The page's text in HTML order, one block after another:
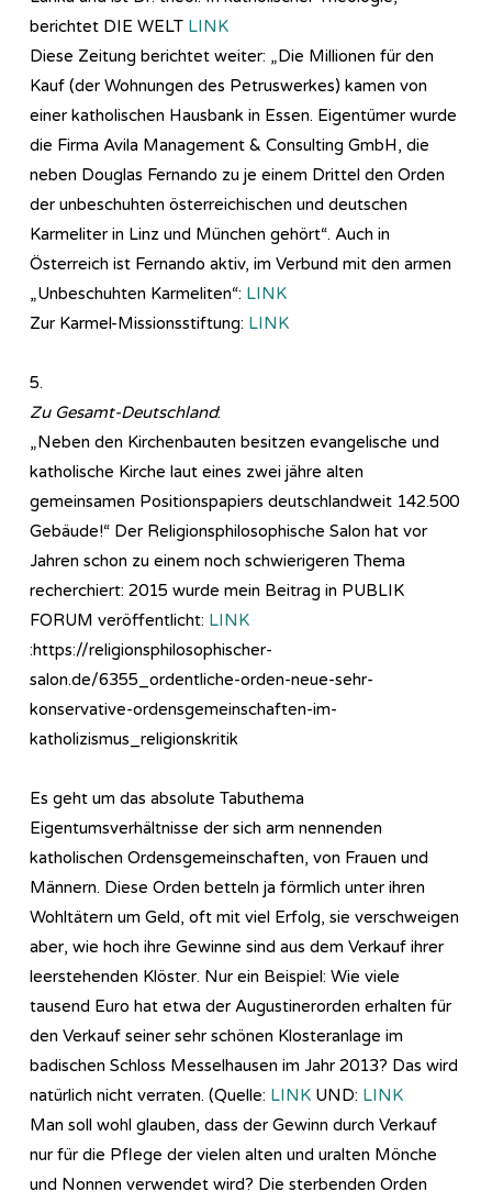
berichtet DIE WELT LINK
Diese Zeitung berichtet weiter: „Die Millionen für den
Kauf (der Wohnungen des Petruswerkes) kamen von
einer katholischen Hausbank in Essen. Eigentümer wurde
die Firma Avila Management & Consulting GmbH, die
neben Douglas Fernando zu je einem Drittel den Orden
der unbeschuhten österreichischen und deutschen
Karmeliter in Linz und München gehört“. Auch in
Österreich ist Fernando aktiv, im Verbund mit den armen
„Unbeschuhten Karmeliten“: LINK
Zur Karmel-Missionsstiftung: LINK
5.
Zu Gesamt-Deutschland:
„Neben den Kirchenbauten besitzen evangelische und
katholische Kirche laut eines zwei jähre alten
gemeinsamen Positionspapiers deutschlandweit 142.500
Gebäude!“ Der Religionsphilosophische Salon hat vor
Jahren schon zu einem noch schwierigeren Thema
recherchiert: 2015 wurde mein Beitrag in PUBLIK
FORUM veröffentlicht: LINK
:https://religionsphilosophischer-
salon.de/6355_ordentliche-orden-neue-sehr-
konservative-ordensgemeinschaften-im-
katholizismus_religionskritik
Es geht um das absolute Tabuthema
Eigentumsverhältnisse der sich arm nennenden
katholischen Ordensgemeinschaften, von Frauen und
Männern. Diese Orden betteln ja förmlich unter ihren
Wohltätern um Geld, oft mit viel Erfolg, sie verschweigen
aber, wie hoch ihre Gewinne sind aus dem Verkauf ihrer
leerstehenden Klöster. Nur ein Beispiel: Wie viele
tausend Euro hat etwa der Augustinerorden erhalten für
den Verkauf seiner sehr schönen Klosteranlage im
badischen Schloss Messelhausen im Jahr 2013? Das wird
natürlich nicht verraten. (Quelle: LINK UND: LINK
Man soll wohl glauben, dass der Gewinn durch Verkauf
nur für die Pflege der vielen alten und uralten Mönche
und Nonnen verwendet wird? Die sterbenden Orden